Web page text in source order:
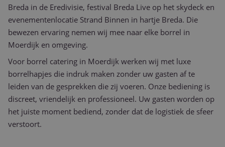
Breda in de Eredivisie, festival Breda Live op het skydeck en
evenementenlocatie Strand Binnen in hartje Breda. Die
bewezen ervaring nemen wij mee naar elke borrel in
Moerdijk en omgeving.
Voor borrel catering in Moerdijk werken wij met luxe
borrelhapjes die indruk maken zonder uw gasten af te
leiden van de gesprekken die zij voeren. Onze bediening is
discreet, vriendelijk en professioneel. Uw gasten worden op
het juiste moment bediend, zonder dat de logistiek de sfeer
verstoort.